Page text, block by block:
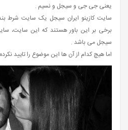
یعنی جی جی و سیجل و نسیم .
سایت کازینو ایران سیجل یک سایت شرط
برخی بر این باور هستند که این
سیجل می باشد .
اما هیچ کدام از آن ها این موضوع را تایید